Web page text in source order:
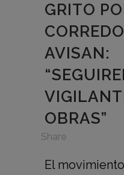
GRITO
AVISAN:
OBRAS”
Share
El